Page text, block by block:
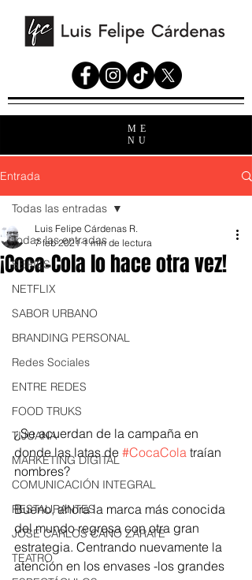
ME
NU
Entrada
Todas las entradas
SERIES
NETFLIX
SABOR URBANO
BRANDING PERSONAL
Redes Sociales
ENTRE REDES
FOOD TRUKS
TIJUANA
MARKETING DIGITAL
COMUNICACIÓN INTEGRAL
RESTAURANTES
JOSÉ CARLOS CANO ZÁRATE
TEATRO
Todas las entradas
¡Coca-Cola lo hace otra vez!
Luis Felipe Cárdenas R.
7 feb 2021 1 min de lectura
¿Se acuerdan de la campaña en
donde las latas de #CocaCola traían
nombres?
Bueno, ahora la marca más conocida
del mundo regresa con otra gran
estrategia. Centrando nuevamente la
atención en los envases -los grandes